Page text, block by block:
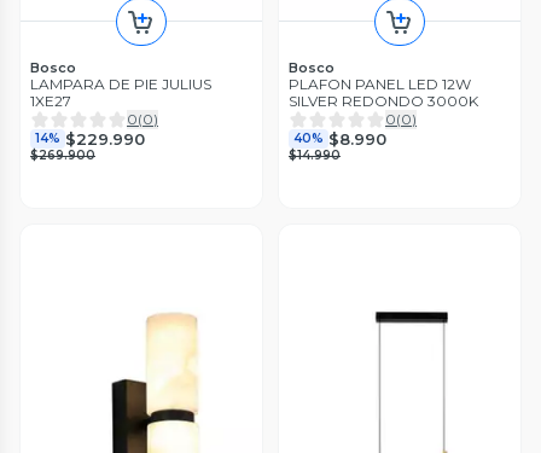
Bosco
LAMPARA DE PIE JULIUS
1XE27
0(0)
14% $229.990
$269.900
Bosco
PLAFON PANEL LED 12W
SILVER REDONDO 3000K
0(0)
40% $8.990
$14.990